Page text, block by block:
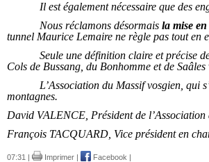
Il est également nécessaire que des
Nous réclamons désormaisla mise
tunnel Maurice Lemaire ne règle pas tout en
Seule une définition claire et précise
Cols de Bussang, du Bonhomme et de
L’Association du Massif vosgien, qui
montagnes.
David VALENCE, Président de l’Association
François TACQUARD, Vice président en
07:31 | Imprimer | Facebook |